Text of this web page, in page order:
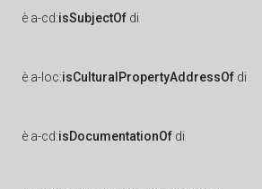
è a-cd:isSubjectOf di
è a-loc:isCulturalPropertyAddressOf di
è a-cd:isDocumentationOf di